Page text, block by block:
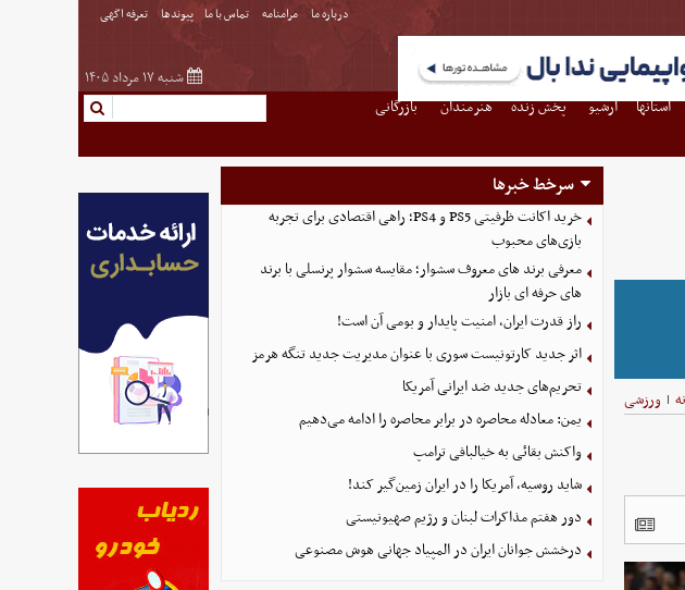
درباره ما مرامنامه تماس با ما پیوندها تعرفه اگهی
شنبه ۱۷ مرداد ۱۴۰۵
استانها آرشیو پخش زنده هنرمندان
بازرگانی
| ورزشی
سرخط خبرها
خرید اکانت ظرفیتی PS5 و PS4؛ راهی اقتصادی برای تجربه
بازی‌های محبوب
معرفی برند های معروف سشوار؛ مقایسه سشوار پرنسلی با برند
های حرفه ای بازار
راز قدرت ایران، امنیت پایدار و بومی آن است!
اثر جدید کارتونیست سوری با عنوان مدیریت جدید تنگه هرمز
تحریم‌های جدید ضد ایرانی آمریکا
یمن: معادله محاصره در برابر محاصره را ادامه می‌دهیم
واکنش بقائی به خیالبافی ترامپ
شاید روسیه، آمریکا را در ایران زمین‌گیر کند!
دور هفتم مذاکرات لبنان و رژیم صهیونیستی
درخشش جوانان ایران در المپیاد جهانی هوش مصنوعی